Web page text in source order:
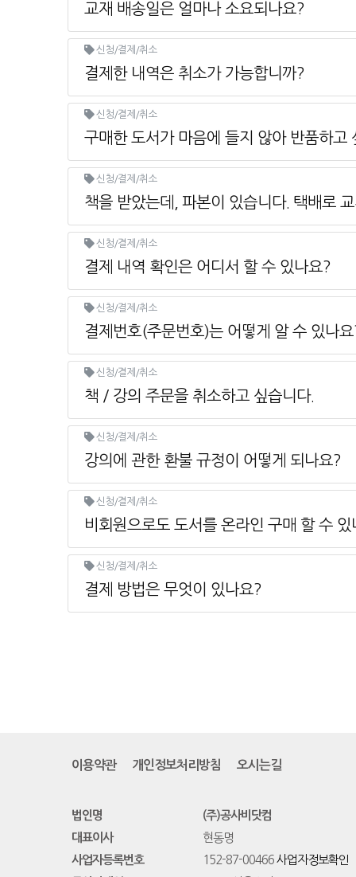
교재 배송일은 얼마나 소요되나요?
신청/결제/취소
결제한 내역은 취소가 가능합니까?
신청/결제/취소
구매한 도서가 마음에 들지 않아 반품하고
신청/결제/취소
책을 받았는데, 파본이 있습니다. 택배로
신청/결제/취소
결제 내역 확인은 어디서 할 수 있나요?
신청/결제/취소
결제번호(주문번호)는 어떻게 알 수 있나
신청/결제/취소
책 / 강의 주문을 취소하고 싶습니다.
신청/결제/취소
강의에 관한 환불 규정이 어떻게 되나요?
신청/결제/취소
비회원으로도 도서를 온라인 구매 할 수 있
신청/결제/취소
결제 방법은 무엇이 있나요?
이용약관 개인정보처리방침 오시는길
법인명
(주)공사비닷컴
대표이사
현동명
사업자등록번호
152-87-00466 사업자정보확인